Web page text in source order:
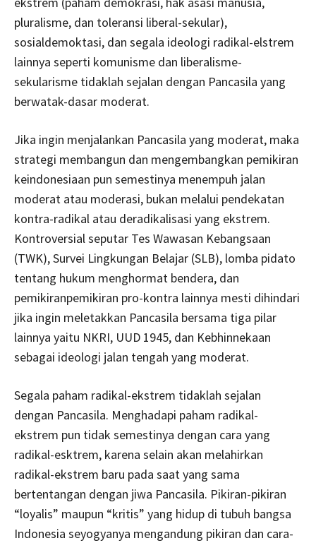
pluralisme, dan toleransi liberal-sekular),
sosialdemoktasi, dan segala ideologi radikal-elstrem
lainnya seperti komunisme dan liberalisme-
sekularisme tidaklah sejalan dengan Pancasila yang
berwatak-dasar moderat.
Jika ingin menjalankan Pancasila yang moderat, maka
strategi membangun dan mengembangkan pemikiran
keindonesiaan pun semestinya menempuh jalan
moderat atau moderasi, bukan melalui pendekatan
kontra-radikal atau deradikalisasi yang ekstrem.
Kontroversial seputar Tes Wawasan Kebangsaan
(TWK), Survei Lingkungan Belajar (SLB), lomba pidato
tentang hukum menghormat bendera, dan
pemikiranpemikiran pro-kontra lainnya mesti dihindari
jika ingin meletakkan Pancasila bersama tiga pilar
lainnya yaitu NKRI, UUD 1945, dan Kebhinnekaan
sebagai ideologi jalan tengah yang moderat.
Segala paham radikal-ekstrem tidaklah sejalan
dengan Pancasila. Menghadapi paham radikal-
ekstrem pun tidak semestinya dengan cara yang
radikal-esktrem, karena selain akan melahirkan
radikal-ekstrem baru pada saat yang sama
bertentangan dengan jiwa Pancasila. Pikiran-pikiran
“loyalis” maupun “kritis” yang hidup di tubuh bangsa
Indonesia seyogyanya mengandung pikiran dan cara-